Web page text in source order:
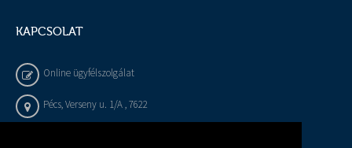
KAPCSOLAT
Online ügyfélszolgálat
Pécs, Verseny u. 1/A , 7622